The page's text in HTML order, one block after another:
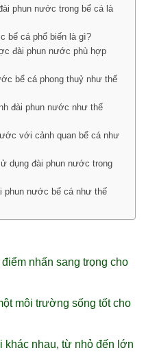
phun nước trong bể cá là
bể cá phổ biến là gì?
đài phun nước phù hợp
bể cá phong thuỷ như thế
đài phun nước như thế
với cảnh quan bể cá như
dụng đài phun nước trong
phun nước bể cá như thế
nhấn sang trọng cho
môi trường sống tốt cho
nhau, từ nhỏ đến lớn